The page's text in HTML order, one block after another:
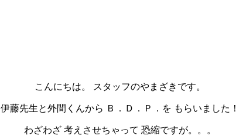
こんにちは。 スタッフのやまざきです。
伊藤先生と外間くんから Ｂ．Ｄ．Ｐ．を もらいました！
わざわざ 考えさせちゃって 恐縮ですが。。。